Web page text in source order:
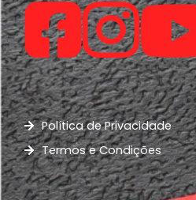
Política de Privacidade
Termos e Condições